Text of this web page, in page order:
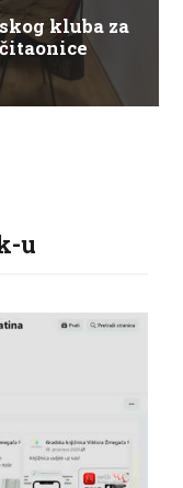
kluba za
u